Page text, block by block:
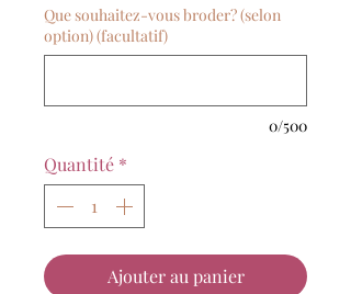
Que souhaitez-vous broder? (selon
option) (facultatif)
0/500
Quantité *
Ajouter au panier